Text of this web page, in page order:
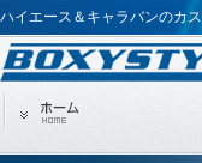
ハイエース＆キャラバンのカ